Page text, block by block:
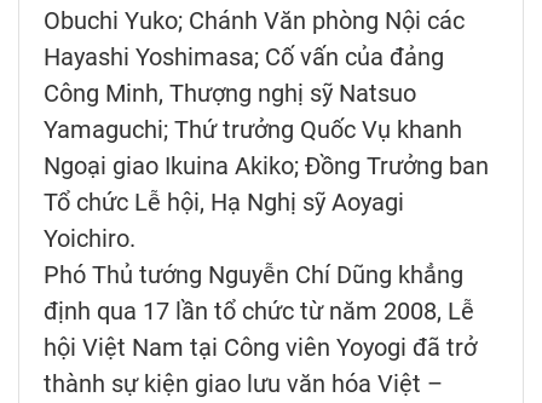
Obuchi Yuko; Chánh Văn phòng Nội các
Hayashi Yoshimasa; Cố vấn của đảng
Công Minh, Thượng nghị sỹ Natsuo
Yamaguchi; Thứ trưởng Quốc Vụ khanh
Ngoại giao Ikuina Akiko; Đồng Trưởng ban
Tổ chức Lễ hội, Hạ Nghị sỹ Aoyagi
Yoichiro.
Phó Thủ tướng Nguyễn Chí Dũng khẳng
định qua 17 lần tổ chức từ năm 2008, Lễ
hội Việt Nam tại Công viên Yoyogi đã trở
thành sự kiện giao lưu văn hóa Việt –